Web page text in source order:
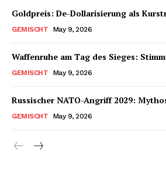
Goldpreis: De-Dollarisierung als
GEMISCHT May 9, 2026
Waffenruhe am Tag des Sieges:
GEMISCHT May 9, 2026
Russischer NATO-Angriff 2029:
GEMISCHT May 9, 2026